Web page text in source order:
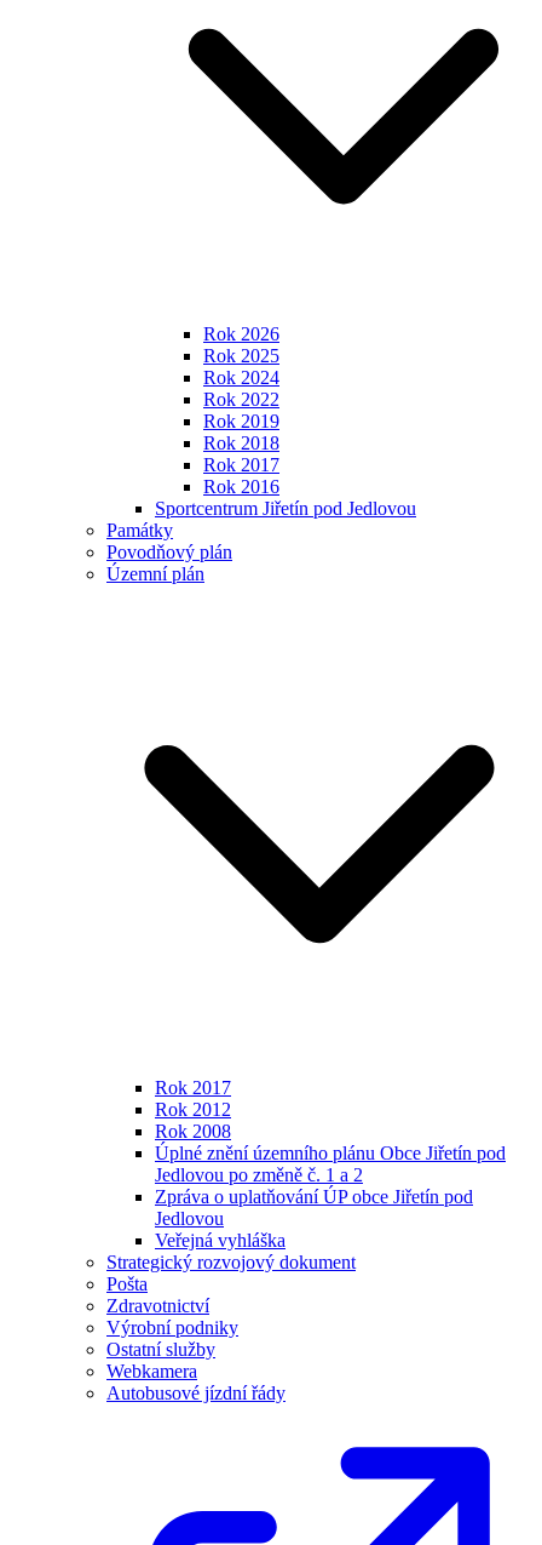
Rok 2026
Rok 2025
Rok 2024
Rok 2022
Rok 2019
Rok 2018
Rok 2017
Rok 2016
Sportcentrum Jiřetín pod Jedlovou
Památky
Povodňový plán
Územní plán
Rok 2017
Rok 2012
Rok 2008
Úplné znění územního plánu Obce Jiřetín pod
Jedlovou po změně č. 1 a 2
Zpráva o uplatňování ÚP obce Jiřetín pod
Jedlovou
Veřejná vyhláška
Strategický rozvojový dokument
Pošta
Zdravotnictví
Výrobní podniky
Ostatní služby
Webkamera
Autobusové jízdní řády